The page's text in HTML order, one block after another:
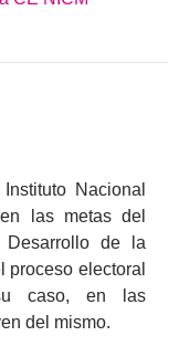
Nacional
las metas del
Desarrollo de la
proceso electoral
caso, en las
del mismo.